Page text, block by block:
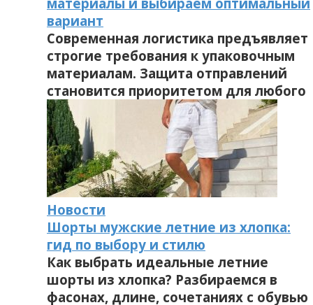
вариант
Современная логистика предъявляет
строгие требования к упаковочным
материалам. Защита отправлений
становится приоритетом для любого
Новости
Шорты мужские летние из хлопка:
гид по выбору и стилю
Как выбрать идеальные летние
шорты из хлопка? Разбираемся в
фасонах, длине, сочетаниях с обувью